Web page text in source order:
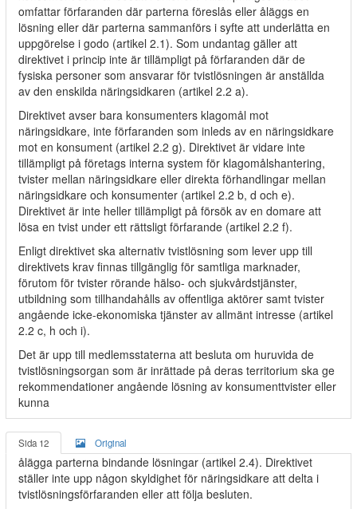
omfattar förfaranden där parterna föreslås eller åläggs en
lösning eller där parterna sammanförs i syfte att underlätta en
uppgörelse i godo (artikel 2.1). Som undantag gäller att
direktivet i princip inte är tillämpligt på förfaranden där de
fysiska personer som ansvarar för tvistlösningen är anställda
av den enskilda näringsidkaren (artikel 2.2 a).
Direktivet avser bara konsumenters klagomål mot
näringsidkare, inte förfaranden som inleds av en näringsidkare
mot en konsument (artikel 2.2 g). Direktivet är vidare inte
tillämpligt på företags interna system för klagomålshantering,
tvister mellan näringsidkare eller direkta förhandlingar mellan
näringsidkare och konsumenter (artikel 2.2 b, d och e).
Direktivet är inte heller tillämpligt på försök av en domare att
lösa en tvist under ett rättsligt förfarande (artikel 2.2 f).
Enligt direktivet ska alternativ tvistlösning som lever upp till
direktivets krav finnas tillgänglig för samtliga marknader,
förutom för tvister rörande hälso- och sjukvårdstjänster,
utbildning som tillhandahålls av offentliga aktörer samt tvister
angående icke-ekonomiska tjänster av allmänt intresse (artikel
2.2 c, h och i).
Det är upp till medlemsstaterna att besluta om huruvida de
tvistlösningsorgan som är inrättade på deras territorium ska ge
rekommendationer angående lösning av konsumenttvister eller
kunna
Sida 12 Original
ålägga parterna bindande lösningar (artikel 2.4). Direktivet
ställer inte upp någon skyldighet för näringsidkare att delta i
tvistlösningsförfaranden eller att följa besluten.